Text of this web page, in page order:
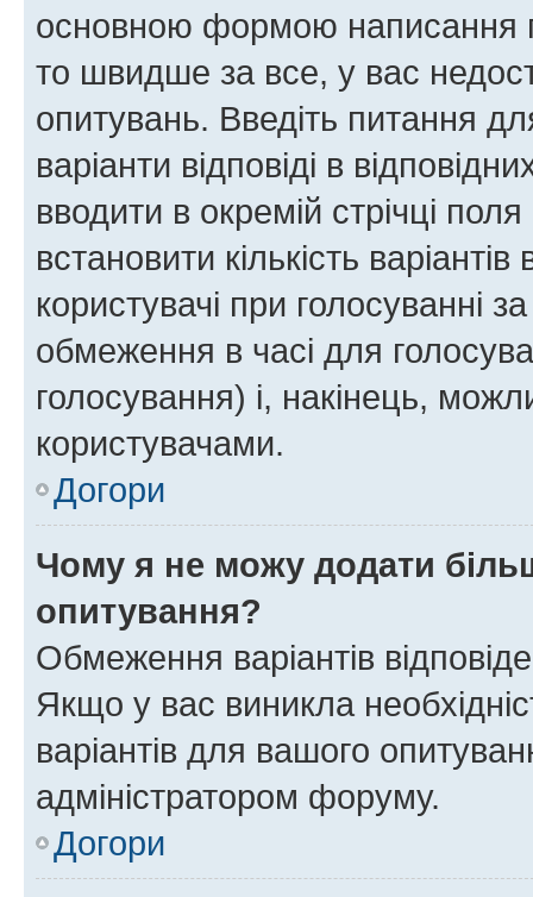
основною формою написання
то швидше за все, у вас
опитувань. Введіть питання
варіанти відповіді в
вводити в окремій стрічці
встановити кількість
користувачі при голосуванні
обмеження в часі для
голосування) і, накінець,
користувачами.
Догори
Чому я не можу додати
опитування?
Обмеження варіантів
Якщо у вас виникла
варіантів для вашого
адміністратором форуму.
Догори